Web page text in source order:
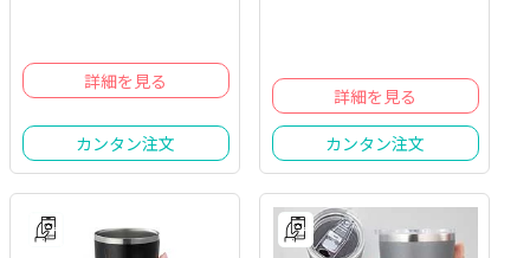
詳細を見る
カンタン注文
詳細を見る
カンタン注文